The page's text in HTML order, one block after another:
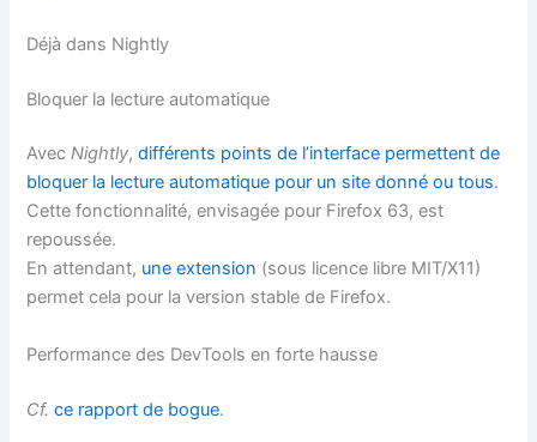
Déjà dans Nightly
Bloquer la lecture automatique
AvecNightly,différents points de l’interface permettent de
bloquer la lecture automatique pour un site donné ou tous.
Cette fonctionnalité, envisagée pour Firefox 63, est
repoussée.
En attendant, une extension (sous licence libre MIT/X11)
permet cela pour la version stable de Firefox.
Performance des DevTools en forte hausse
Cf. ce rapport de bogue.